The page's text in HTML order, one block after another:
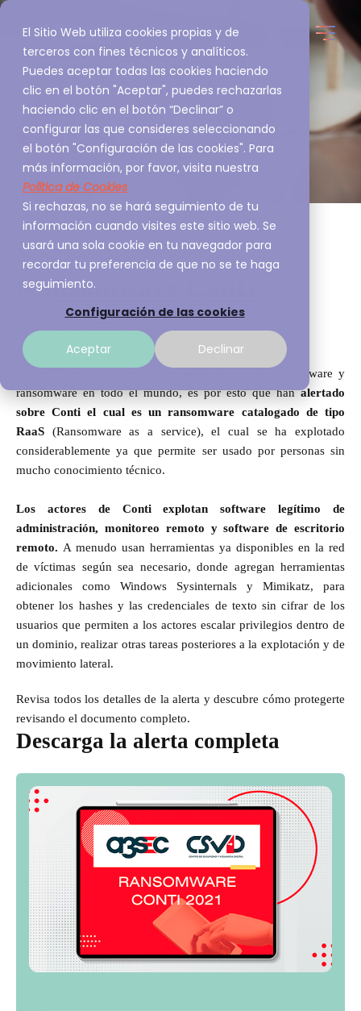
El Sitio Web utiliza cookies propias y de
terceros con fines técnicos y analíticos.
Puedes aceptar todas las cookies haciendo
clic en el botón "Aceptar", puedes rechazarlas
haciendo clic en el botón “Declinar” o
configurar las que consideres seleccionando
el botón "Configuración de las cookies". Para
más información, por favor, visita nuestra
Política de Cookies
Si rechazas, no se hará seguimiento de tu
información cuando visites este sitio web. Se
usará una sola cookie en tu navegador para
recordar tu preferencia de que no se te haga
seguimiento.
Configuración de las cookies
Aceptar Declinar
Ransomware Conti
Alertas A3Sec
Oct 6, 2021, 6:48:00 PM
En los últimos días se han disparado las alertas de malware y
ransomware en todo el mundo, es por esto que hanalertado
sobre Conti el cual es un ransomware catalogado de tipo
RaaS (Ransomware as a service), el cual se ha explotado
considerablemente ya que permite ser usado por personas sin
mucho conocimiento técnico.
Los actores de Conti explotan software legítimo de
administración, monitoreo remoto y software de escritorio
remoto. A menudo usan herramientas ya disponibles en la red
de víctimas según sea necesario, donde agregan herramientas
adicionales como Windows Sysinternals y Mimikatz, para
obtener los hashes y las credenciales de texto sin cifrar de los
usuarios que permiten a los actores escalar privilegios dentro de
un dominio, realizar otras tareas posteriores a la explotación y de
movimiento lateral.
Revisa todos los detalles de la alerta y descubre cómo protegerte
revisando el documento completo.
Descarga la alerta completa